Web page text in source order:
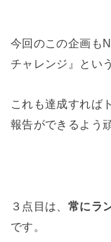
今回のこの企画も
チャレンジ』とい
これも達成すれば
報告ができるよう
３点目は、 常にラ
です。